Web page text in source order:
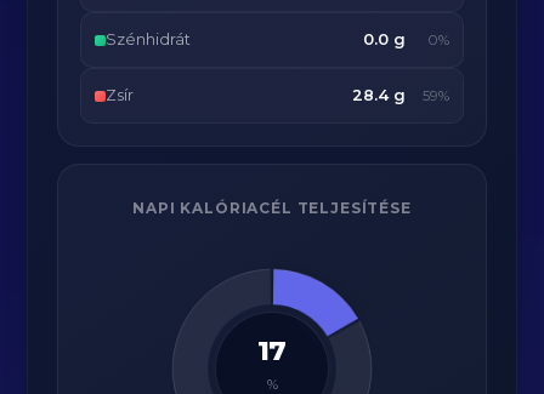
Szénhidrát 0.0 g 0%
Zsír 28.4 g 59%
NAPI KALÓRIACÉL TELJESÍTÉSE
17
%